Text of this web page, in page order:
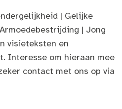
| Gelijke
| Jong
visieteksten en
Interesse om hieraan mee
contact met ons op via